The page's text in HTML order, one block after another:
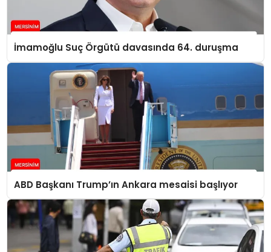
İmamoğlu Suç Örgütü davasında 64. duruşma
ABD Başkanı Trump’ın Ankara mesaisi başlıyor